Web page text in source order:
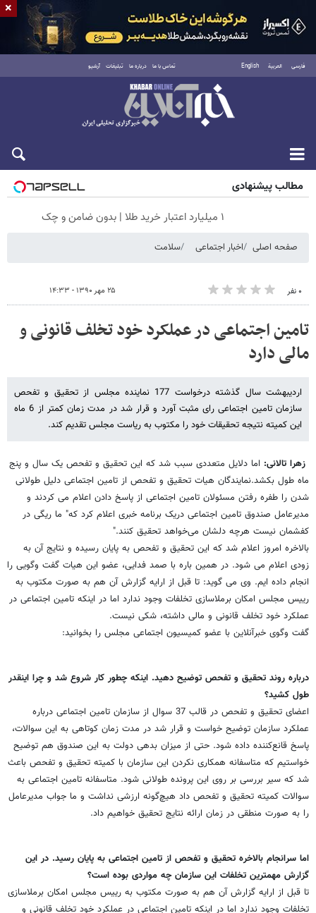
فارسی العربية English تماس با ما درباره ما تبلیغات آرشیو
شنبه ۱۷ مرداد ۱۴۰۵
مطالب پیشنهادی
۱ میلیارد اعتبار خرید طلا | بدون ضامن و چک
صفحه اصلی اخبار اجتماعی سلامت
۰ نفر ۲۵ مهر ۱۳۹۰ - ۱۴:۳۳
تامین اجتماعی در عملکرد خود تخلف قانونی و
مالی دارد
اردیبهشت سال گذشته درخواست 177 نماینده مجلس از تحقیق و تفحص
سازمان تامین اجتماعی رای مثبت آورد و قرار شد در مدت زمان کمتر از 6 ماه
این کمیته نتیجه تحقیقات خود را مکتوب به ریاست مجلس تقدیم کند.
زهرا تالانی: اما دلایل متعددی سبب شد که این تحقیق و تفحص یک سال و پنج
ماه طول بکشد.نمایندگان هیات تحقیق و تفحص از تامین اجتماعی دلیل طولانی
شدن را طفره رفتن مسئولان تامین اجتماعی از پاسخ دادن اعلام می کردند و
مدیرعامل صندوق تامین اجتماعی دریک برنامه خبری اعلام کرد که" ما ریگی در
کفشمان نیست هرچه دلشان می‌خواهد تحقیق کنند."
بالاخره امروز اعلام شد که این تحقیق و تفحص به پایان رسیده و نتایج آن به
زودی اعلام می شود. در همین باره با صمد فدایی، عضو این هیات گفت وگویی را
انجام داده ایم. وی می گوید: تا قبل از ارایه گزارش آن هم به صورت مکتوب به
رییس مجلس امکان برملاسازی تخلفات وجود ندارد اما در اینکه تامین اجتماعی در
عملکرد خود تخلف قانونی و مالی داشته، شکی نیست.
گفت وگوی خبرآنلاین با عضو کمیسیون اجتماعی مجلس را بخوانید:
درباره روند تحقیق و تفحص توضیح دهید. اینکه چطور کار شروع شد و چرا اینقدر
طول کشید؟
اعضای تحقیق و تفحص در قالب 37 سوال از سازمان تامین اجتماعی درباره
عملکرد سازمان توضیح خواست و قرار شد در مدت زمان کوتاهی به این سوالات،
پاسخ قانع‌کننده داده شود. حتی از میزان بدهی دولت به این صندوق هم توضیح
خواستیم که متاسفانه همکاری نکردن این سازمان با کمیته تحقیق و تفحص باعث
شد که سیر بررسی بر روی این پرونده طولانی شود. متاسفانه تامین اجتماعی به
سوالات کمیته تحقیق و تفحص داد هیچ‌گونه ارزشی نداشت و ما جواب مدیرعامل
را به صورت منطقی در زمان ارائه نتایج تحقیق خواهیم داد.
اما سرانجام بالاخره تحقیق و تفحص از تامین اجتماعی به پایان رسید. در این
گزارش مهمترین تخلفات این سازمان چه مواردی بوده است؟
تا قبل از ارایه گزارش آن هم به صورت مکتوب به رییس مجلس امکان برملاسازی
تخلفات وجود ندارد اما در اینکه تامین اجتماعی در عملکرد خود تخلف قانونی و
×